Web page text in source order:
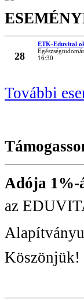
28
ETK-Eduvital
16:30
További
Adója 1%-
az
Köszönjük!